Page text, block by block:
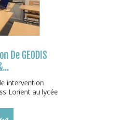
De GEODIS
intervention
Lorient au lycée